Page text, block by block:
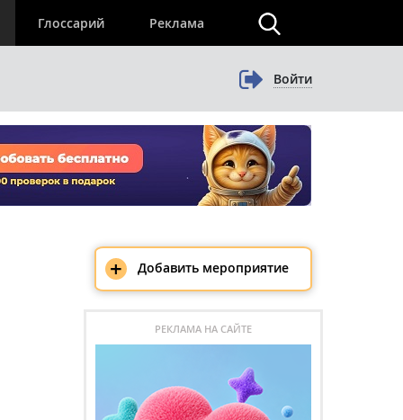
Глоссарий Реклама
Войти
+ Добавить мероприятие
РЕКЛАМА НА САЙТЕ